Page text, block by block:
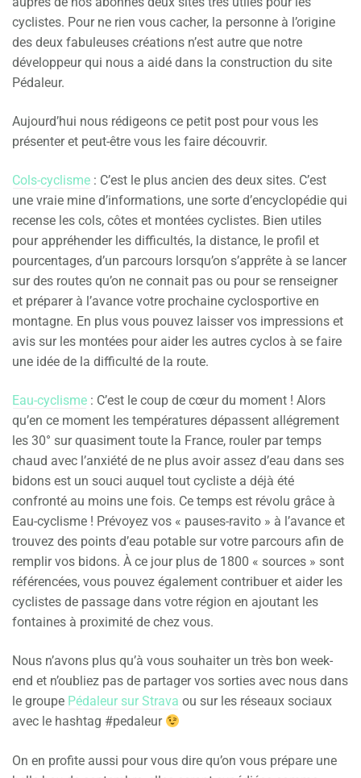
cyclistes. Pour ne rien vous cacher, la personne à l’origine
des deux fabuleuses créations n’est autre que notre
développeur qui nous a aidé dans la construction du site
Pédaleur.
Aujourd’hui nous rédigeons ce petit post pour vous les
présenter et peut-être vous les faire découvrir.
Cols-cyclisme : C’est le plus ancien des deux sites. C’est
une vraie mine d’informations, une sorte d’encyclopédie qui
recense les cols, côtes et montées cyclistes. Bien utiles
pour appréhender les difficultés, la distance, le profil et
pourcentages, d’un parcours lorsqu’on s’apprête à se lancer
sur des routes qu’on ne connait pas ou pour se renseigner
et préparer à l’avance votre prochaine cyclosportive en
montagne. En plus vous pouvez laisser vos impressions et
avis sur les montées pour aider les autres cyclos à se faire
une idée de la difficulté de la route.
Eau-cyclisme : C’est le coup de cœur du moment ! Alors
qu’en ce moment les températures dépassent allégrement
les 30° sur quasiment toute la France, rouler par temps
chaud avec l’anxiété de ne plus avoir assez d’eau dans ses
bidons est un souci auquel tout cycliste a déjà été
confronté au moins une fois. Ce temps est révolu grâce à
Eau-cyclisme ! Prévoyez vos « pauses-ravito » à l’avance et
trouvez des points d’eau potable sur votre parcours afin de
remplir vos bidons. À ce jour plus de 1800 « sources » sont
référencées, vous pouvez également contribuer et aider les
cyclistes de passage dans votre région en ajoutant les
fontaines à proximité de chez vous.
Nous n’avons plus qu’à vous souhaiter un très bon week-
end et n’oubliez pas de partager vos sorties avec nous dans
le groupe Pédaleur sur Strava ou sur les réseaux sociaux
avec le hashtag #pedaleur
On en profite aussi pour vous dire qu’on vous prépare une